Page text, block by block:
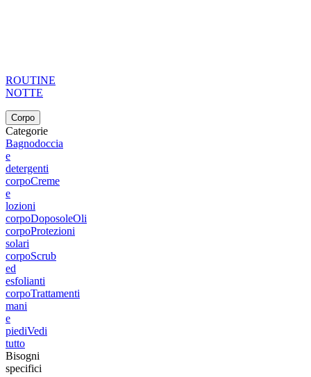
ROUTINE
NOTTE
Corpo
Categorie
Bagnodoccia
e
detergenti
corpoCreme
e
lozioni
corpoDoposoleOli
corpoProtezioni
solari
corpoScrub
ed
esfolianti
corpoTrattamenti
mani
e
piediVedi
tutto
Bisogni
specifici